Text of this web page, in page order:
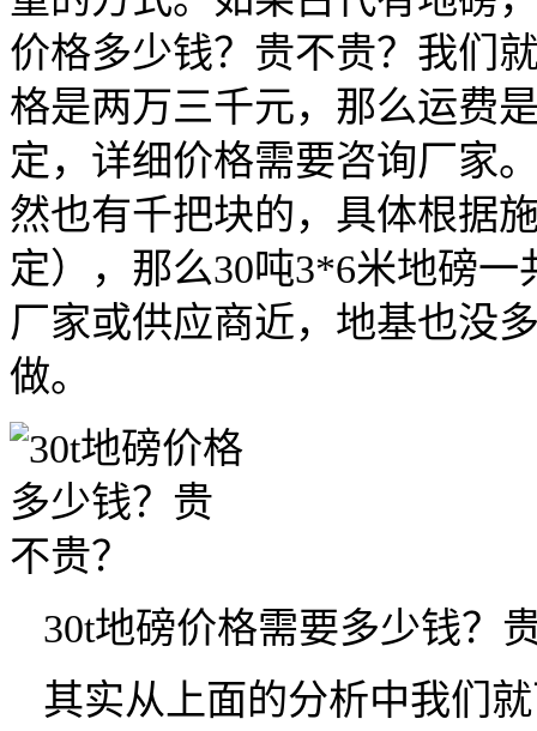
价格多少钱？贵不贵？我们
格是两万三千元，那么运费
定，详细价格需要咨询厂家
然也有千把块的，具体根据
定），那么30吨3*6米地磅一
厂家或供应商近，地基也没
做。
30t地磅价格需要多少钱？
其实从上面的分析中我们